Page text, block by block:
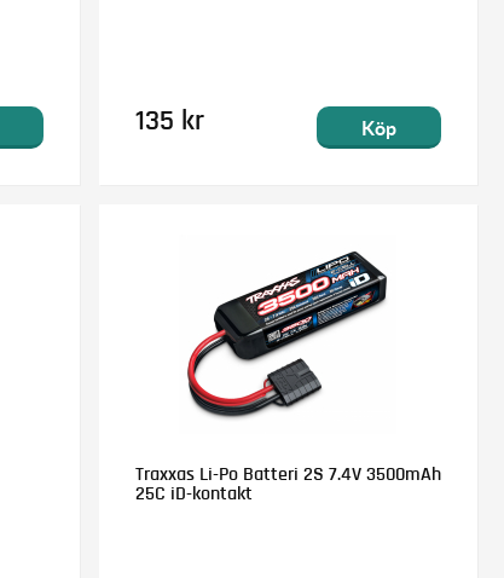
135 kr Köp
Traxxas Li-Po Batteri 2S 7.4V 3500mAh
25C iD-kontakt